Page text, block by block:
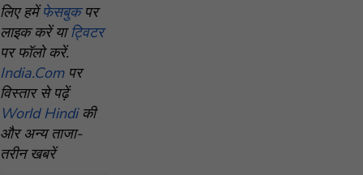
लिए हमेंफेसबुकपर
लाइक करें याट्विटर
पर फॉलो करें.
India.Comपर
विस्तार से पढ़ें
World Hindiकी
और अन्य ताजा-
तरीन खबरें